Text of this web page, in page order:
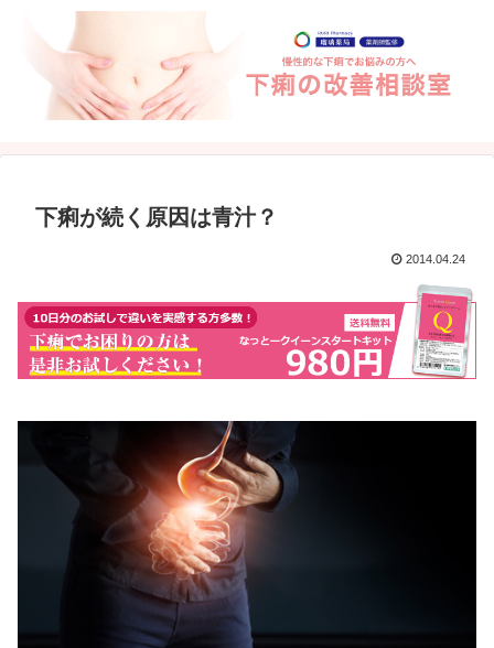
下痢が続く原因は青汁？
2014.04.24